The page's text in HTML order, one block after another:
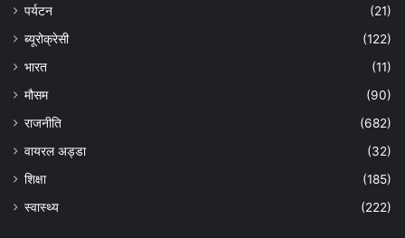
पर्यटन
(21)
ब्यूरोक्रेसी
(122)
भारत
(11)
मौसम
(90)
राजनीति
(682)
वायरल अड्डा
(32)
शिक्षा
(185)
स्वास्थ्य
(222)